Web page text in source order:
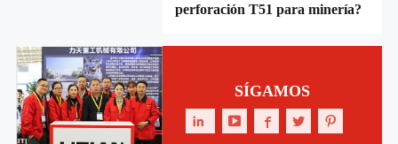
perforación T51 para minería?
SÍGAMOS
    